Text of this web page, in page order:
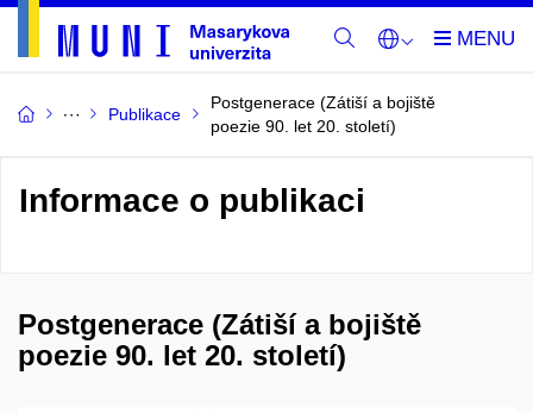
Publikace
Postgenerace (Zátiší a bojiště
poezie 90. let 20. století)
Informace o publikaci
Postgenerace (Zátiší a bojiště
poezie 90. let 20. století)